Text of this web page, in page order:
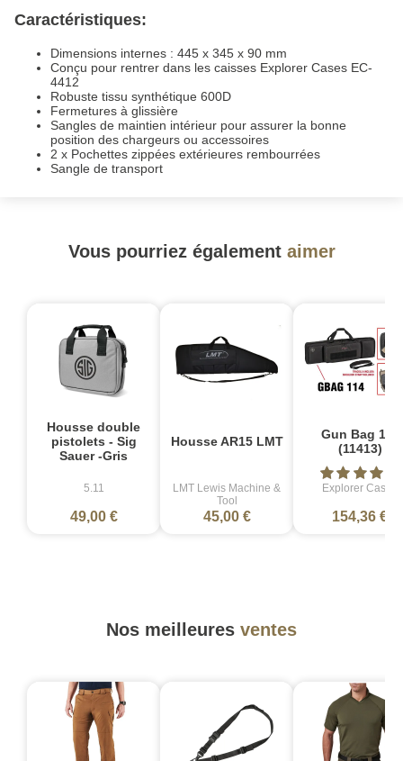
Caractéristiques:
Dimensions internes : 445 x 345 x 90 mm
Conçu pour rentrer dans les caisses Explorer Cases EC-
4412
Robuste tissu synthétique 600D
Fermetures à glissière
Sangles de maintien intérieur pour assurer la bonne
position des chargeurs ou accessoires
2 x Pochettes zippées extérieures rembourrées
Sangle de transport
Vous pourriez également aimer
Housse double
pistolets - Sig
Sauer -Gris
5.11
49,00 €
Housse AR15 LMT
LMT Lewis Machine &
Tool
45,00 €
Gun Bag 114
(11413)
Explorer Cases
154,36 €
Nos meilleures ventes